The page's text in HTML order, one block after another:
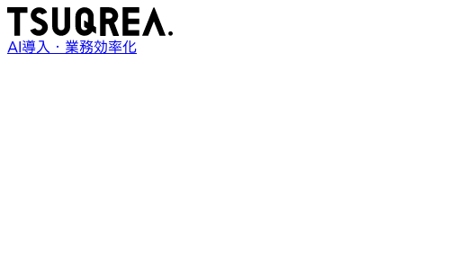
AI導入・業務効率化